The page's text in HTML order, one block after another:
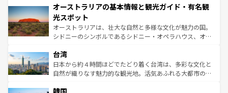
文化が魅力。旅行者はアメリカの各地域で異なる魅力を楽
しみながら、その多様性と豊かな歴史を感じることができ
るだろう。車でのロードトリップや列車の旅も、アメリカ
ならではの贅沢な旅のスタイルだ。 なお、新着のアメリカ
情報は コンテンツ一覧 を参照してほしい。
ワイ島は見逃せない。また、定番の観光地といえばオアフ
島だが、静かな自然を求めるならマウイ島やカウアイ島が
おすすめ。エメラルドグリーンに輝く海をはじめ、豊かな
文化や歴史が息づいている。「アロハスピリット」と呼ば
人々、おいしいローカルフードやハワイアンミュージッ
ク、伝統的なフラダンスなど、すべてがハワイの魅力を彩
っている。訪れるたびに新しい発見と感動が待っているハ
はコンテンツ一覧
オーストラリアの基本情報と観光ガイド・有名観
光スポット
オーストラリアは、壮大な自然と多様な文化が魅力の国。
シドニーのシンボルであるシドニー・オペラハウス、オー
リアリーフや大陸中央部にそびえるウルル（エアーズロッ
ク）、タスマニアの美しい原生林やケアンズの熱帯雨林な
ど、見どころがたくさん。また、カフェやワイン、オージ
いる。アクティビティも充実しており、サーフィンやダイ
台湾
日本から約４時間ほどでたどり着く台湾は、多彩な文化と
自然が織りなす魅力的な観光地。活気あふれる大都市の台
ン）、静ひつな山岳地帯である台湾東部など、都市の喧騒
韓国